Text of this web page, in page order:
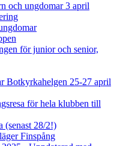
och ungdomar 3 april
för junior och senior,
Botkyrkahelgen 25-27 april
för hela klubben till
(senast 28/2!)
Finspång